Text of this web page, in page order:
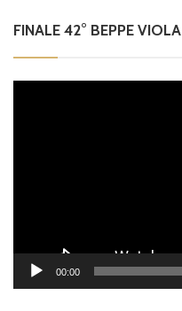
FINALE 42° BEPPE VIOLA
00:00